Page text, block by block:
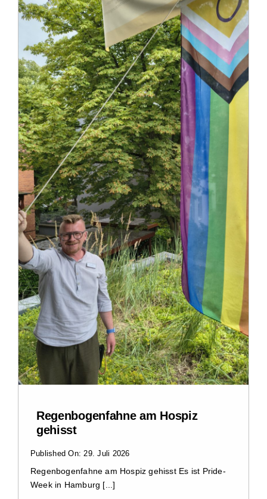
Regenbogenfahne am Hospiz
gehisst
Published On: 29. Juli 2026
Regenbogenfahne am Hospiz gehisst Es ist Pride-
Week in Hamburg [...]